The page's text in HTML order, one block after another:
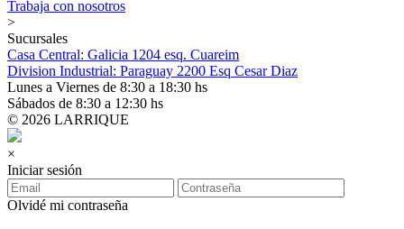
Trabaja con nosotros
>
Sucursales
Casa Central: Galicia 1204 esq. Cuareim
Division Industrial: Paraguay 2200 Esq Cesar Diaz
Lunes a Viernes de 8:30 a 18:30 hs
Sábados de 8:30 a 12:30 hs
© 2026 LARRIQUE
×
Iniciar sesión
Olvidé mi contraseña